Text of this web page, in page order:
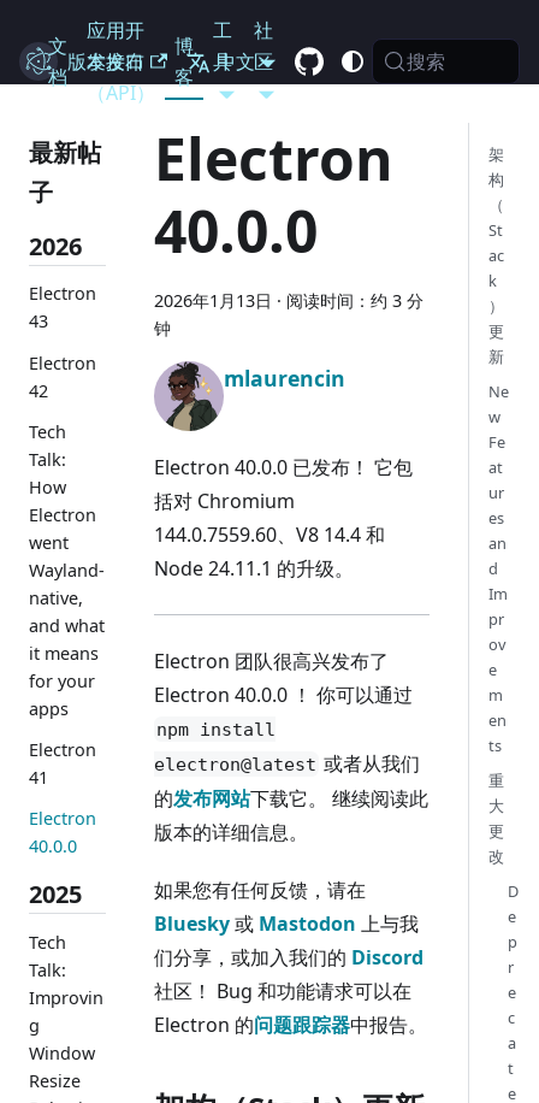
Electron
文
档
应用开
发接口
（API）
博
客
工
具
社
区
版本发布 中文 搜索
最新帖
子
2026
Electron
43
Electron
42
Tech
Talk:
How
Electron
went
Wayland-
native,
and what
it means
for your
apps
Electron
41
Electron
40.0.0
2025
Tech
Talk:
Improvin
g
Window
Resize
Electron
40.0.0
2026年1月13日 · 阅读时间：约 3 分
钟
mlaurencin
Electron 40.0.0 已发布！ 它包
括对 Chromium
144.0.7559.60、V8 14.4 和
Node 24.11.1 的升级。
Electron 团队很高兴发布了
Electron 40.0.0 ！ 你可以通过
npm install
electron@latest 或者从我们
的发布网站下载它。 继续阅读此
版本的详细信息。
如果您有任何反馈，请在
Bluesky或 Mastodon 上与我
们分享，或加入我们的 Discord
社区！ Bug 和功能请求可以在
Electron 的问题跟踪器中报告。
架
构
（
St
ac
k
）
更
新
Ne
w
Fe
at
ur
es
an
d
Im
pr
ov
e
m
en
ts
重
大
更
改
D
e
p
r
e
c
a
t
e